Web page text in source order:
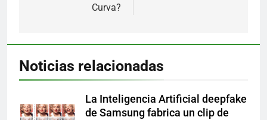
Curva?
Noticias relacionadas
La Inteligencia Artificial deepfake
de Samsung fabrica un clip de